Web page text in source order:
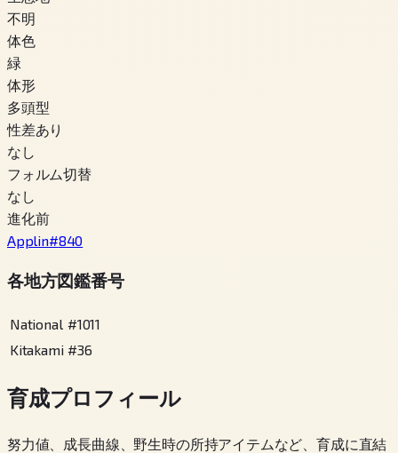
不明
体色
緑
体形
多頭型
性差あり
なし
フォルム切替
なし
進化前
Applin#840
各地方図鑑番号
National #1011
Kitakami #36
育成プロフィール
努力値、成長曲線、野生時の所持アイテムなど、育成に直結